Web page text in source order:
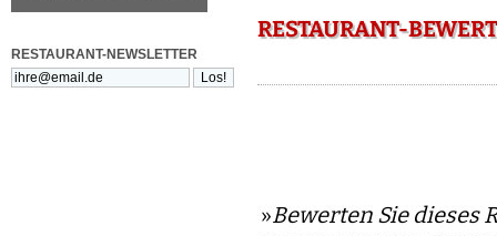
RESTAURANT-NEWSLETTER
RESTAURANT-
»Bewerten Sie dieses